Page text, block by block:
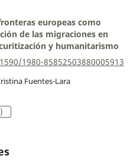
europeas como
de las migraciones en
y humanitarismo
1980-85852503880005913
Fuentes-Lara